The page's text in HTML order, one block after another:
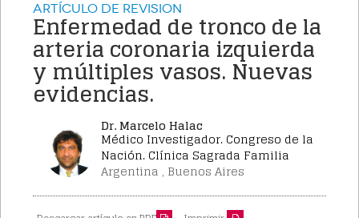
Artículo de Revision
Enfermedad de tronco de la
arteria coronaria izquierda
y múltiples vasos. Nuevas
evidencias.
Dr. Marcelo Halac
Médico Investigador. Congreso de la
Nación. Clínica Sagrada Familia
Argentina , Buenos Aires